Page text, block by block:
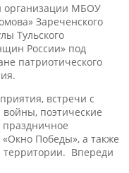
организации МБОУ
Зареченского
Тульского
России» под
патриотического
встречи с
поэтические
Победы», а также
территории. Впереди